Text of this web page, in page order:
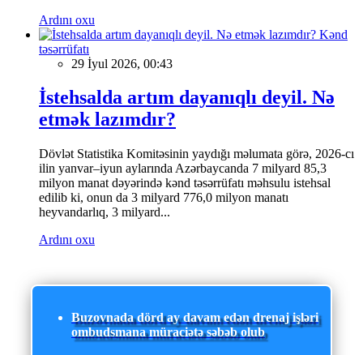
Ardını oxu
Kənd
təsərrüfatı
29 İyul 2026, 00:43
İstehsalda artım dayanıqlı deyil. Nə
etmək lazımdır?
Dövlət Statistika Komitəsinin yaydığı məlumata görə, 2026-cı
ilin yanvar–iyun aylarında Azərbaycanda 7 milyard 85,3
milyon manat dəyərində kənd təsərrüfatı məhsulu istehsal
edilib ki, onun da 3 milyard 776,0 milyon manatı
heyvandarlıq, 3 milyard...
Ardını oxu
Buzovnada dörd ay davam edən drenaj işləri
ombudsmana müraciətə səbəb olub